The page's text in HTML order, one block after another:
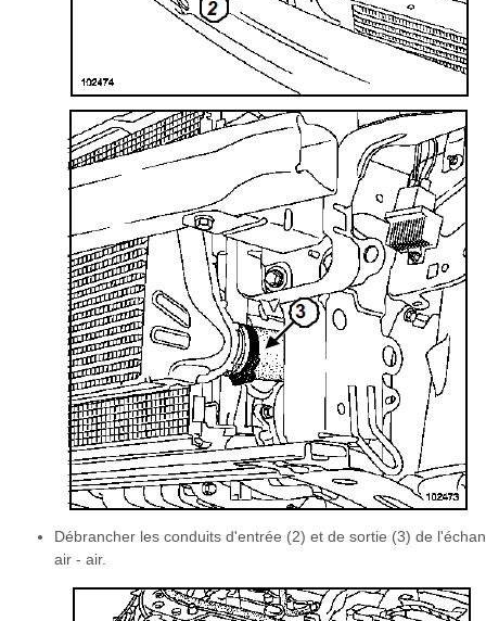
Débrancher les conduits d'entrée (2) et de sortie (3) de
air - air.